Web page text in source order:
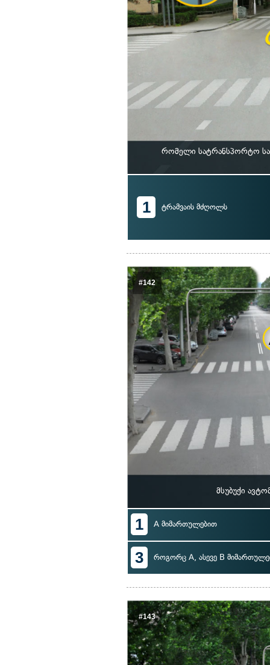
რომელი სატრანსპორტო
1 ტრამვაის მძღოლს
#142
მსუბუქი
1 A მიმართულებით
3 როგორც A, ასევე B
#143